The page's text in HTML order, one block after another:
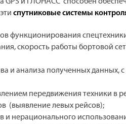
спутниковые системы
функционирования
скорость работы бортовой
и анализа полученных данных,
передвижения техники в
(выявление левых рейсов);
и нерационального